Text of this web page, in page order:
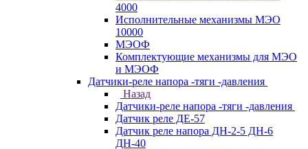
4000
Исполнительные механизмы МЭО
10000
МЭОФ
Комплектующие механизмы для МЭО
и МЭОФ
Датчики-реле напора -тяги -давления
Назад
Датчики-реле напора -тяги -давления
Датчик реле ДЕ-57
Датчик реле напора ДН-2-5 ДН-6
ДН-40